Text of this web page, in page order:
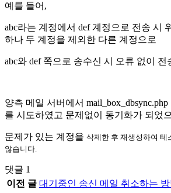
예를 들어,
abc라는 계정에서 def 계정으로 전송 시
하나 두 계정을 제외한 다른 계정으로
abc와 def 쪽으로 송수신 시 오류 없이
양측 메일 서버에서
를 시도하였고 문제없이 동기화가 되었
문제가 있는 계정을 삭제한 후 재생성하여 테
않습니다.
댓글 1
이전 글 대기중인 송신 메일 취소하는 방